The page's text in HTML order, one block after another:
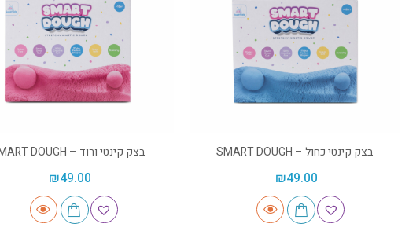
בצק קינטי כחול – SMART DOUGH
₪49.00
בצק קינטי ורוד – SMART DOUGH
₪49.00